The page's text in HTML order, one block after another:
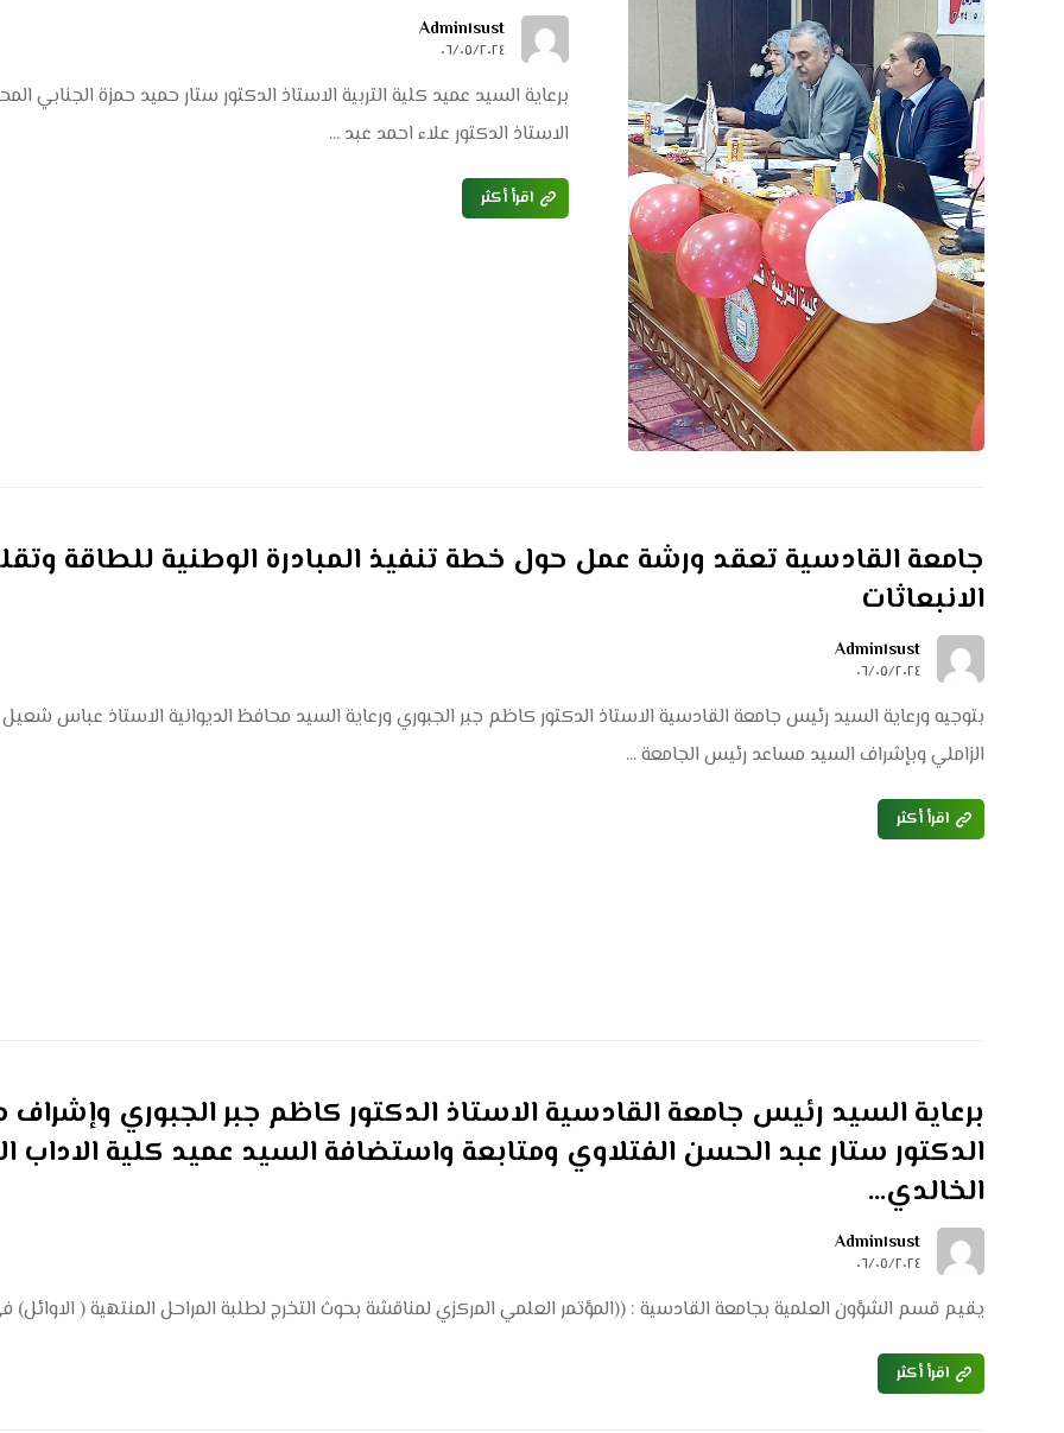
Admin١sust
٠٦/٠٥/٢٠٢٤
برعاية السيد عميد كلية التربية الاستاذ الدكتور ستار حميد حمزة الجنابي
الاستاذ الدكتور علاء احمد عبد ...
اقرأ أكثر
جامعة القادسية تعقد ورشة عمل حول خطة تنفيذ المبادرة الوطنية للطاقة
الانبعاثات
Admin١sust
٠٦/٠٥/٢٠٢٤
بتوجيه ورعاية السيد رئيس جامعة القادسية الاستاذ الدكتور كاظم جبر الجبوري ورعاية السيد محافظ الديوانية الاستاذ عباس شعيل
الزاملي وبإشراف السيد مساعد رئيس الجامعة ...
اقرأ أكثر
برعاية السيد رئيس جامعة القادسية الاستاذ الدكتور كاظم جبر الجبوري
الدكتور ستار عبد الحسن الفتلاوي ومتابعة واستضافة السيد عميد كلية الاداب
الخالدي…
Admin١sust
٠٦/٠٥/٢٠٢٤
يقيم قسم الشؤون العلمية بجامعة القادسية : ((المؤتمر العلمي المركزي لمناقشة بحوث التخرج لطلبة المراحل المنتهية (
اقرأ أكثر